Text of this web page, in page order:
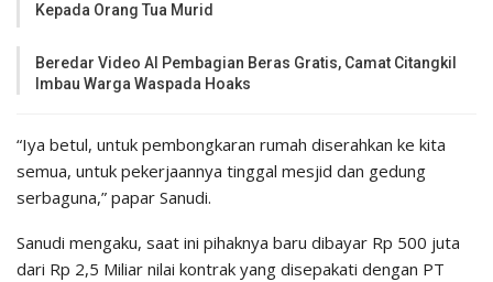
Kepada Orang Tua Murid
Beredar Video AI Pembagian Beras Gratis, Camat Citangkil
Imbau Warga Waspada Hoaks
“Iya betul, untuk pembongkaran rumah diserahkan ke kita
semua, untuk pekerjaannya tinggal mesjid dan gedung
serbaguna,” papar Sanudi.
Sanudi mengaku, saat ini pihaknya baru dibayar Rp 500 juta
dari Rp 2,5 Miliar nilai kontrak yang disepakati dengan PT